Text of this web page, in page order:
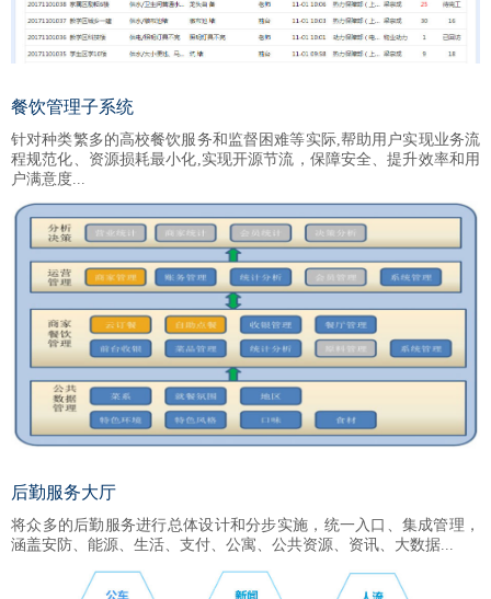
餐饮管理子系统
针对种类繁多的高校餐饮服务和监督困难等实际,帮助用户实现业务流
程规范化、资源损耗最小化,实现开源节流，保障安全、提升效率和用
户满意度...
后勤服务大厅
将众多的后勤服务进行总体设计和分步实施，统一入口、集成管理，
涵盖安防、能源、生活、支付、公寓、公共资源、资讯、大数据...